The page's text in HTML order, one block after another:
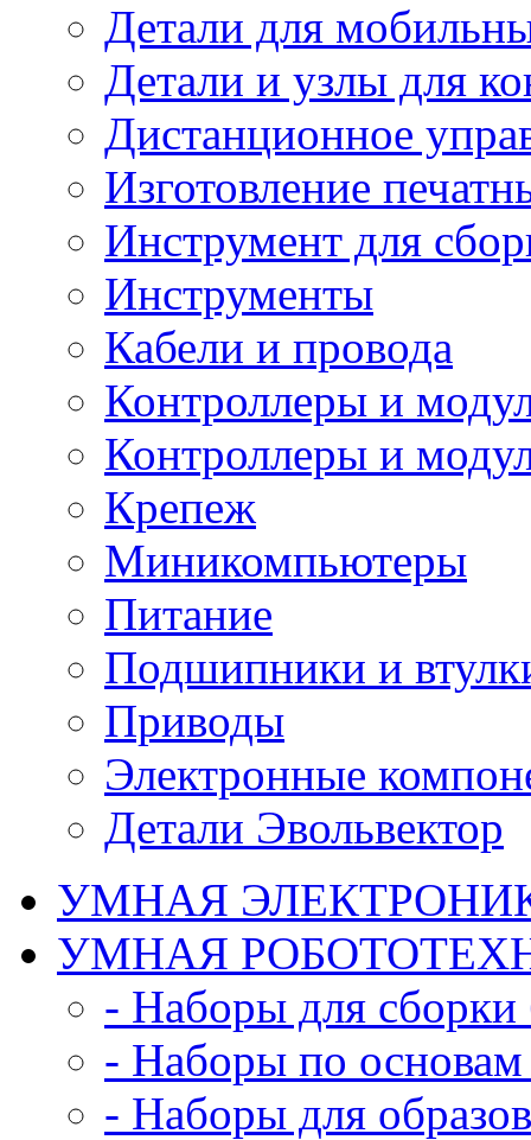
Детали для
Детали и узлы для
Дистанционное
Изготовление
Инструмент для
Инструменты
Кабели и провода
Контроллеры и
Контроллеры и
Крепеж
Миникомпьютеры
Питание
Подшипники и
Приводы
Электронные
Детали Эвольвектор
УМНАЯ
УМНАЯ
- Наборы для сборки
- Наборы по основам
- Наборы для